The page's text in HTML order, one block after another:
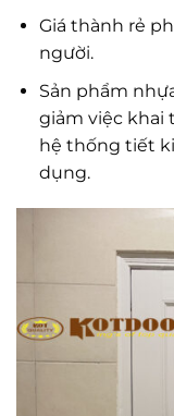
Giá thành rẻ
người.
Sản phẩm
giảm việc khai
hệ thống tiết
dụng.